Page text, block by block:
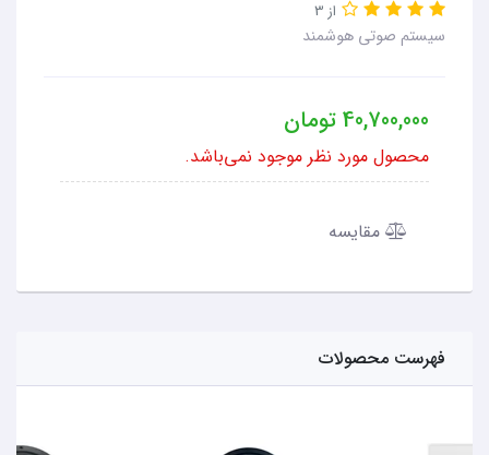
از 3
سیستم صوتی هوشمند
40,700,000تومان
محصول مورد نظر موجود نمی‌باشد.
مقایسه
فهرست محصولات